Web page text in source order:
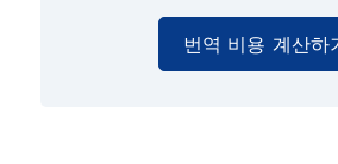
번역 비용 계산하